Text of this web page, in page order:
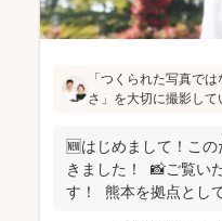
「つくられた写真で
さ」を大切に撮影し
も安心です！お子さ
たい方にはぜひオスス
🆕はじめまして！こ
きました！ 📸ご覧い
す！ 熊本を拠点とし